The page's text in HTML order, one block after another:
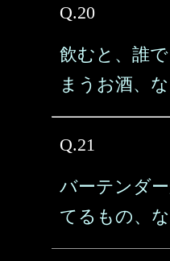
Q.20
飲むと、誰
まうお酒、
Q.21
バーテンダ
てるもの、